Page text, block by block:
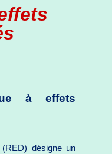
à effets
désigne un